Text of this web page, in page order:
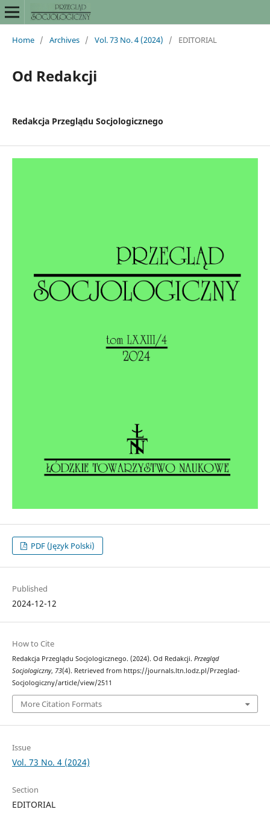
Home / Archives / Vol. 73 No. 4 (2024) / EDITORIAL
Od Redakcji
Redakcja Przeglądu Socjologicznego
PDF (Język Polski)
Published
2024-12-12
How to Cite
Redakcja Przeglądu Socjologicznego. (2024). Od Redakcji. Przegląd
Socjologiczny, 73(4). Retrieved from https://journals.ltn.lodz.pl/Przeglad-
Socjologiczny/article/view/2511
More Citation Formats
Issue
Vol. 73 No. 4 (2024)
Section
EDITORIAL